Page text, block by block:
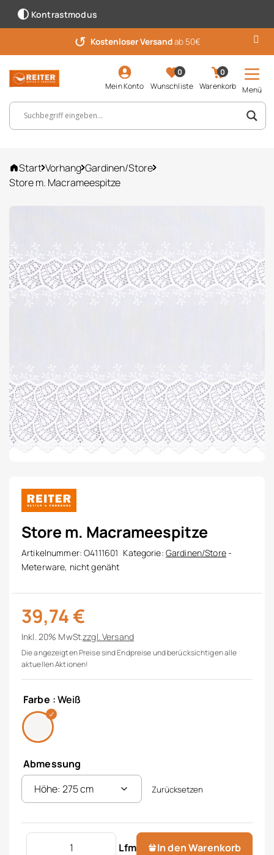
Kontrastmodus
↺ Kostenloser Versandab 50€
Mein Konto
0
Wunschliste
0
Warenkorb
Menü
Suchbegriff, Artikelnummer ...
Start Vorhang Gardinen/Store
Store m. Macrameespitze
Store m. Macrameespitze
Artikelnummer:O4111601 Kategorie: Gardinen/Store-
Meterware, nicht genäht
39,74€
Inkl. 20% MwSt.zzgl.Versand
Die angezeigten Preise sind Endpreise und berücksichtigen alle
aktuellen Aktionen!
Farbe : Weiß
Abmessung
Zurücksetzen
Lfm
Store m. Macrameespitze Menge
In den Warenkorb